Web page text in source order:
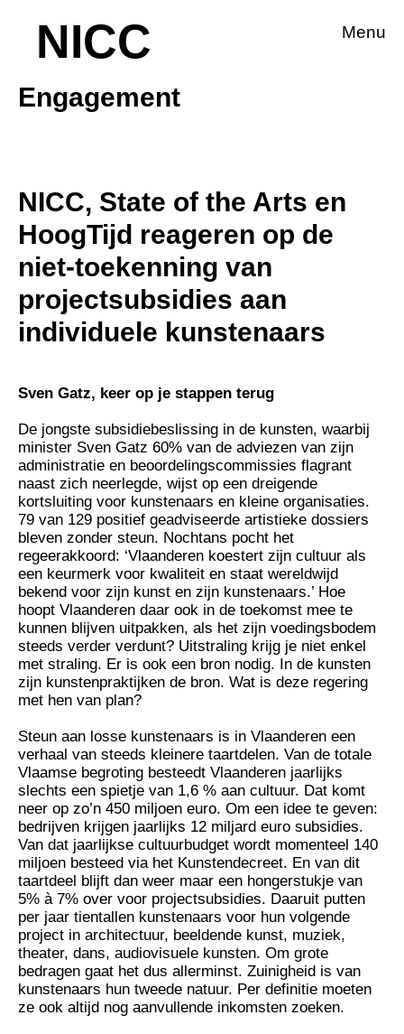
NICC Menu
NICC, State of the Arts en
HoogTijd reageren op de
niet-toekenning van
projectsubsidies aan
individuele kunstenaars
Sven Gatz, keer op je stappen terug
De jongste subsidiebeslissing in de kunsten, waarbij
minister Sven Gatz 60% van de adviezen van zijn
administratie en beoordelingscommissies flagrant
naast zich neerlegde, wijst op een dreigende
kortsluiting voor kunstenaars en kleine organisaties.
79 van 129 positief geadviseerde artistieke dossiers
bleven zonder steun. Nochtans pocht het
regeerakkoord: ‘Vlaanderen koestert zijn cultuur als
een keurmerk voor kwaliteit en staat wereldwijd
bekend voor zijn kunst en zijn kunstenaars.’ Hoe
hoopt Vlaanderen daar ook in de toekomst mee te
kunnen blijven uitpakken, als het zijn voedingsbodem
steeds verder verdunt? Uitstraling krijg je niet enkel
met straling. Er is ook een bron nodig. In de kunsten
zijn kunstenpraktijken de bron. Wat is deze regering
met hen van plan?
Steun aan losse kunstenaars is in Vlaanderen een
verhaal van steeds kleinere taartdelen. Van de totale
Vlaamse begroting besteedt Vlaanderen jaarlijks
slechts een spietje van 1,6 % aan cultuur. Dat komt
neer op zo’n 450 miljoen euro. Om een idee te geven:
bedrijven krijgen jaarlijks 12 miljard euro subsidies.
Van dat jaarlijkse cultuurbudget wordt momenteel 140
miljoen besteed via het Kunstendecreet. En van dit
taartdeel blijft dan weer maar een hongerstukje van
5% à 7% over voor projectsubsidies. Daaruit putten
per jaar tientallen kunstenaars voor hun volgende
project in architectuur, beeldende kunst, muziek,
theater, dans, audiovisuele kunsten. Om grote
bedragen gaat het dus allerminst. Zuinigheid is van
kunstenaars hun tweede natuur. Per definitie moeten
ze ook altijd nog aanvullende inkomsten zoeken.
Engagement